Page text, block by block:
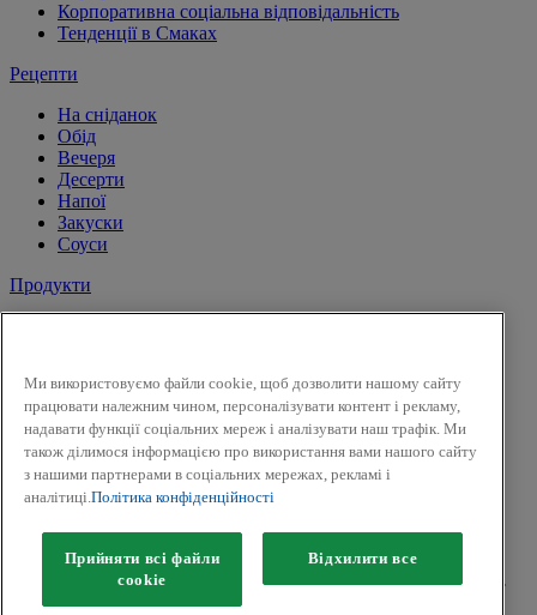
Корпоративна соціальна відповідальність
Тенденції в Смаках
Рецепти
На сніданок
Обід
Вечеря
Десерти
Напої
Закуски
Соуси
Продукти
Суміші трав
До солодких страв і напоїв
Смак Вогню
Приправи для засолки та маринування
Гірчиця
Twitter
право © 2026 Kamis (McCormick & Company, Inc).
Всі права захищені.
Ми використовуємо файли cookie, щоб дозволити нашому сайту
працювати належним чином, персоналізувати контент і рекламу,
надавати функції соціальних мереж і аналізувати наш трафік. Ми
також ділимося інформацією про використання вами нашого сайту
з нашими партнерами в соціальних мережах, рекламі і
аналітиці. Політика конфіденційності
Прийняти всі файли
сookie
Відхилити все